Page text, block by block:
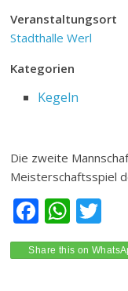
Veranstaltungsort
Stadthalle Werl
Kategorien
Kegeln
Die zweite
Meisterschaftsspiel
F
ac
e
W
h
at
w
itt
Share this on